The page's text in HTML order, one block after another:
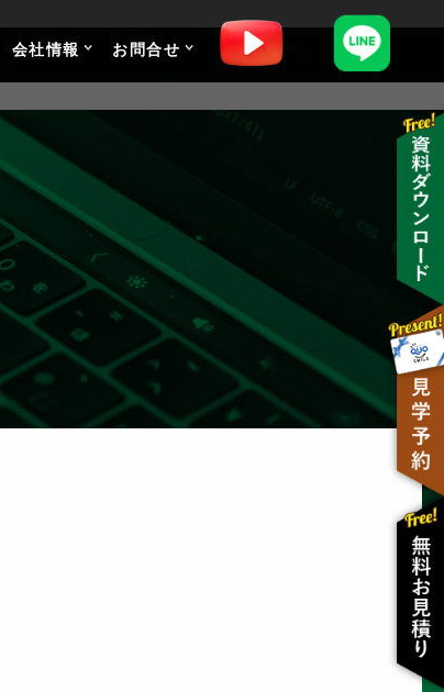
会社情報 お問合せ